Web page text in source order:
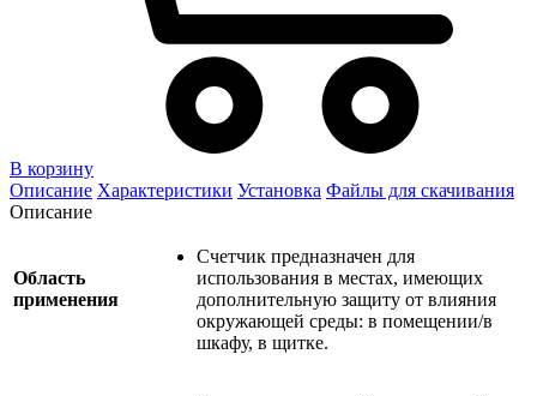
В корзину
Описание Характеристики Установка Файлы для скачивания
Описание
Область
применения
Счетчик предназначен для
использования в местах, имеющих
дополнительную защиту от влияния
окружающей среды: в помещении/в
шкафу, в щитке.